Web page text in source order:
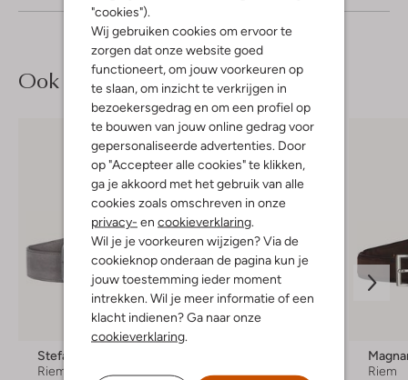
"cookies").
Wij gebruiken cookies om ervoor te
zorgen dat onze website goed
functioneert, om jouw voorkeuren op
te slaan, om inzicht te verkrijgen in
bezoekersgedrag en om een profiel op
te bouwen van jouw online gedrag voor
gepersonaliseerde advertenties. Door
op "Accepteer alle cookies" te klikken,
ga je akkoord met het gebruik van alle
cookies zoals omschreven in onze
privacy- en cookieverklaring
Wil je je voorkeuren wijzigen? Via de
cookieknop onderaan de pagina kun je
jouw toestemming ieder moment
intrekken. Wil je meer informatie of een
klacht indienen? Ga naar onze
cookieverklaring
Ook iets voor jou?
Stefano Lauran
Riem
Riem
Riem